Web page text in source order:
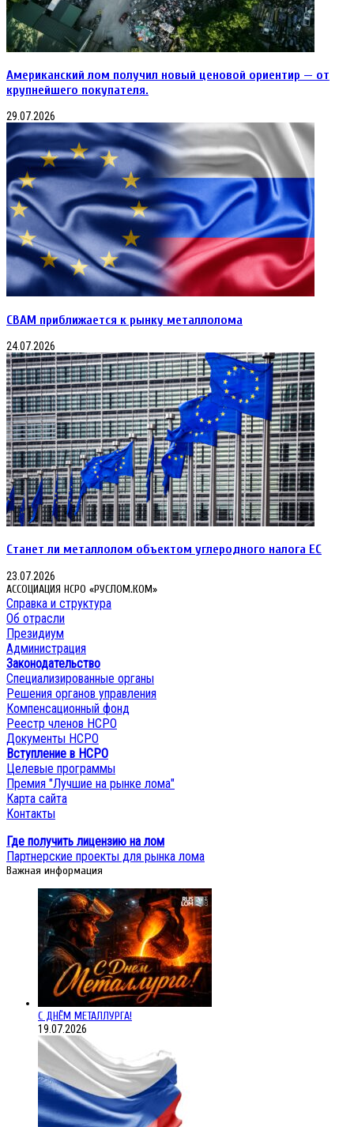
Американский лом получил новый ценовой ориентир — от
крупнейшего покупателя.
29.07.2026
CBAM приближается к рынку металлолома
24.07.2026
Станет ли металлолом объектом углеродного налога ЕС
23.07.2026
АССОЦИАЦИЯ НСРО «РУСЛОМ.КОМ»
Справка и структура
Об отрасли
Президиум
Администрация
Законодательство
Специализированные органы
Решения органов управления
Компенсационный фонд
Реестр членов НСРО
Документы НСРО
Вступление в НСРО
Целевые программы
Премия "Лучшие на рынке лома"
Карта сайта
Контакты
Где получить лицензию на лом
Партнерские проекты для рынка лома
Важная информация
С ДНЁМ МЕТАЛЛУРГА!
19.07.2026